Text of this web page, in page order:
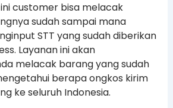
customer bisa melacak
sudah sampai mana
STT yang sudah diberikan
Layanan ini akan
melacak barang yang sudah
berapa ongkos kirim
ke seluruh Indonesia.